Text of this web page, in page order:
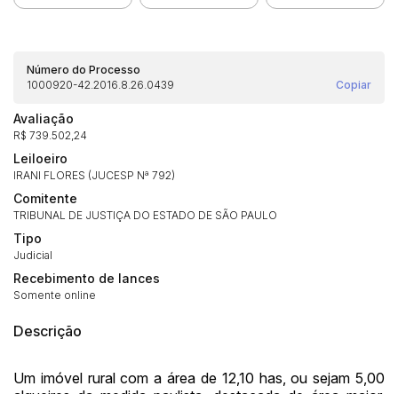
Número do Processo
1000920-42.2016.8.26.0439
Copiar
Avaliação
R$ 739.502,24
Leiloeiro
IRANI FLORES (JUCESP Nª 792)
Comitente
TRIBUNAL DE JUSTIÇA DO ESTADO DE SÃO PAULO
Tipo
Judicial
Recebimento de lances
Somente online
Descrição
Um imóvel rural com a área de 12,10 has, ou sejam 5,00